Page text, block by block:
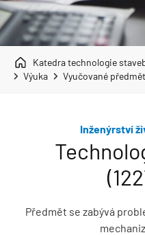
Katedra technologie
Výuka
Vyučované
Inženýrství
Předmět se zabývá